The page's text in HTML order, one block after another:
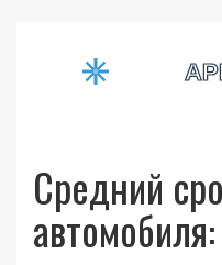
Средний